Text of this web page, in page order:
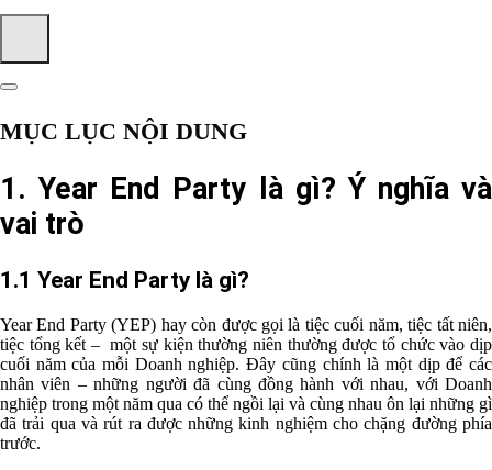
MỤC LỤC NỘI DUNG
1. Year End Party là gì? Ý nghĩa và
vai trò
1.1 Year End Party là gì?
Year End Party (YEP) hay còn được gọi là tiệc cuối năm, tiệc tất niên,
tiệc tổng kết – một sự kiện thường niên thường được tổ chức vào dịp
cuối năm của mỗi Doanh nghiệp. Đây cũng chính là một dịp để các
nhân viên – những người đã cùng đồng hành với nhau, với Doanh
nghiệp trong một năm qua có thể ngồi lại và cùng nhau ôn lại những gì
đã trải qua và rút ra được những kinh nghiệm cho chặng đường phía
trước.